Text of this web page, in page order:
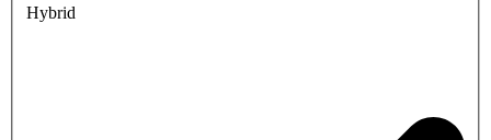
Hybrid